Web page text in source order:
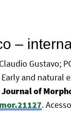
–
Gustavo;
Early and
Journal of
.